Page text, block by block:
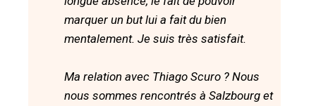
marquer un but lui a fait du bien
mentalement. Je suis très satisfait.
Ma relation avec Thiago Scuro ? Nous
nous sommes rencontrés à Salzbourg et